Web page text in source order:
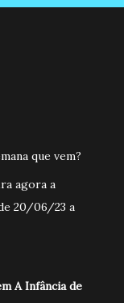
que vem?
agora a
20/06/23 a
A Infância de